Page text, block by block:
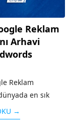
Reklam
Arhavi
Reklam
en sık
motoru olan
reklam
→